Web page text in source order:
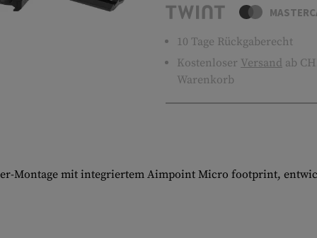
10 Tage Rückgaberecht
Kostenloser Versand ab
Warenkorb
Montage mit integriertem Aimpoint Micro footprint,